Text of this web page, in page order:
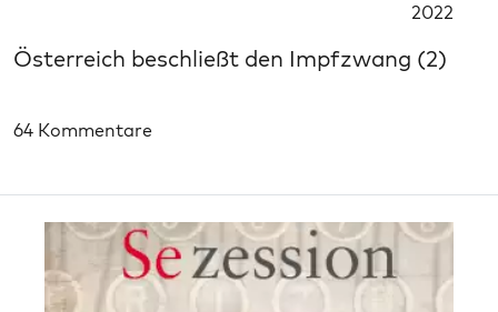
2022
Österreich beschließt den Impfzwang (2)
64 Kommentare